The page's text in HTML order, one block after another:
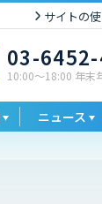
サイトの
03-
10:00〜18:00 年末
ニュース